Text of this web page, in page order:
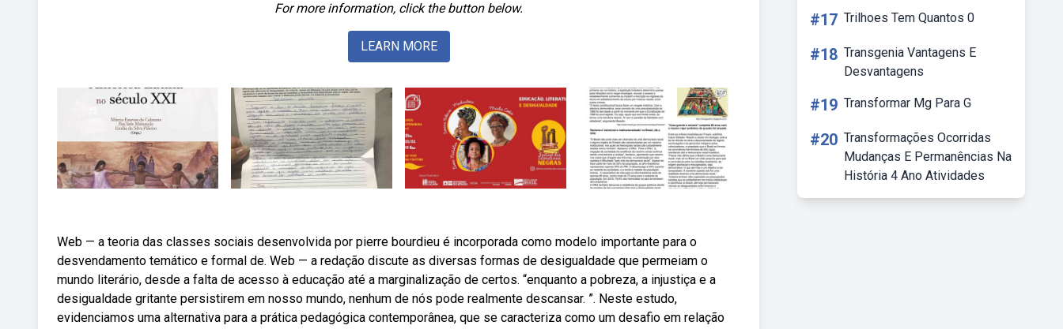
For more information, click the button below.
LEARN MORE
Web — a teoria das classes sociais desenvolvida por pierre bourdieu é incorporada como modelo importante para o
desvendamento temático e formal de. Web — a redação discute as diversas formas de desigualdade que permeiam o
mundo literário, desde a falta de acesso à educação até a marginalização de certos. “enquanto a pobreza, a injustiça e a
desigualdade gritante persistirem em nosso mundo, nenhum de nós pode realmente descansar. ”. Neste estudo,
evidenciamos uma alternativa para a prática pedagógica contemporânea, que se caracteriza como um desafio em relação
#17 Trilhoes Tem Quantos 0
#18 Transgenia Vantagens E
Desvantagens
#19 Transformar Mg Para G
#20 Transformações Ocorridas
Mudanças E Permanências Na
História 4 Ano Atividades